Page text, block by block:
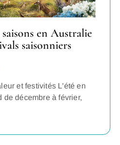
en Australie
saisonniers
et festivités L'été en
de décembre à février,